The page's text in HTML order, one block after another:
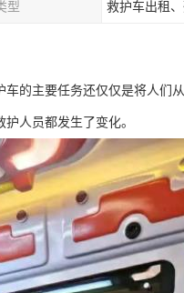
型 救护车出租
的主要任务还仅仅是将人们
人员都发生了变化。